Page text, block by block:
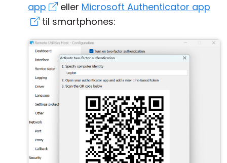
app
eller Microsoft Authenticator app
til smartphones: